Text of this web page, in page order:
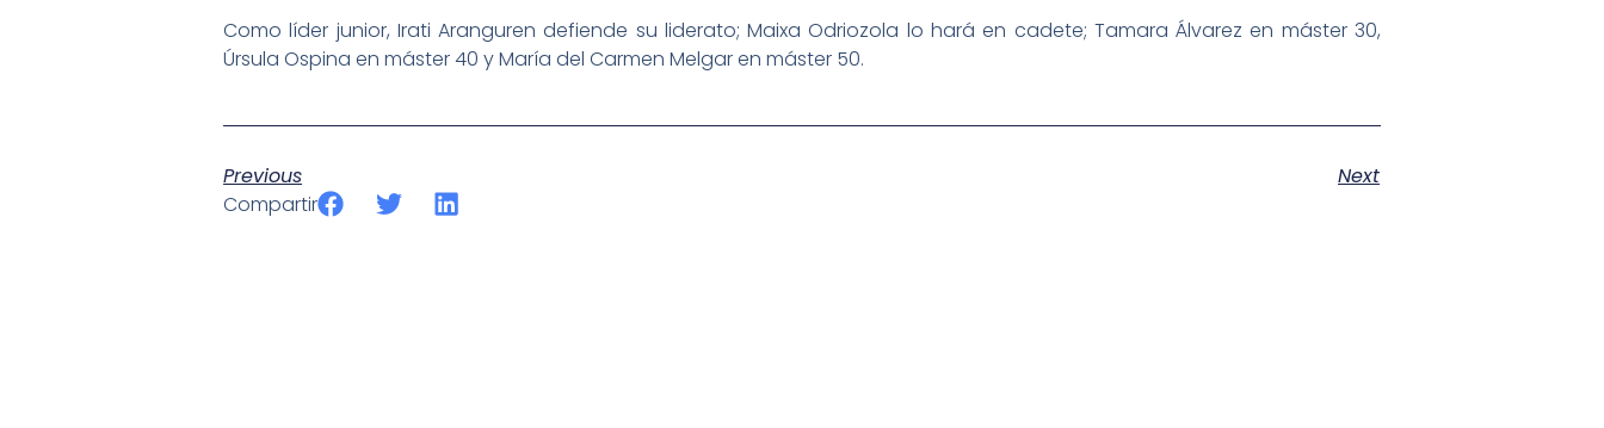
Como líder junior, Irati Aranguren defiende su liderato; Maixa Odriozola lo hará en cadete; Tamara Álvarez en máster 30,
Úrsula Ospina en máster 40 y María del Carmen Melgar en máster 50.
Previous
Next
Compartir